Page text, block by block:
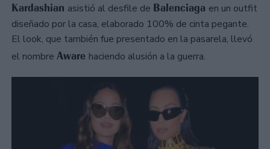
Kardashian asistió al desfile de Balenciaga en un outfit
diseñado por la casa, elaborado 100% de cinta pegante.
El look, que también fue presentado en la pasarela, llevó
el nombre Aware haciendo alusión a la guerra.